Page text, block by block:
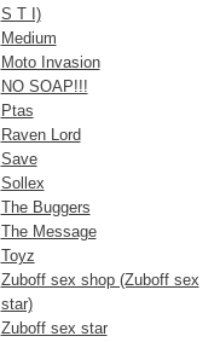
S T I)
Medium
Moto Invasion
NO SOAP!!!
Ptas
Raven Lord
Save
Sollex
The Buggers
The Message
Toyz
Zuboff sex shop (Zuboff sex
star)
Zuboff sex star